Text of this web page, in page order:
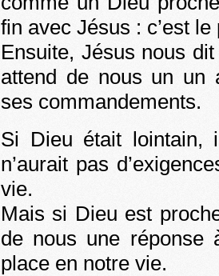
fin avec Jésus : c’est
Ensuite, Jésus nous
attend de nous un un
ses commandements.
Si Dieu était lointain,
n’aurait pas
vie.
Mais si Dieu est
de nous une
place en notre vie.